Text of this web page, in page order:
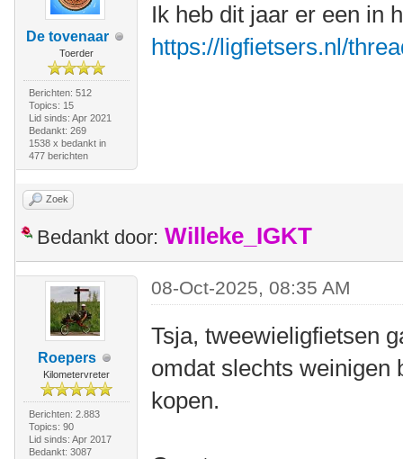
De tovenaar
Toerder
Berichten: 512
Topics: 15
Lid sinds: Apr 2021
Bedankt: 269
1538 x bedankt in
477 berichten
Ik heb dit jaar er een in
https://ligfietsers.nl/
Zoek
Bedankt door: Willeke_IGKT
Roepers
Kilometervreter
Berichten: 2.883
Topics: 90
Lid sinds: Apr 2017
Bedankt: 3087
08-Oct-2025, 08:35 AM
Tsja, tweewieligfietsen
omdat slechts weinigen
kopen.